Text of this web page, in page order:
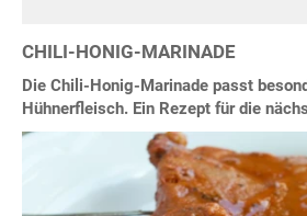
CHILI-HONIG-MARINADE
Die Chili-Honig-Marinade passt
Hühnerfleisch. Ein Rezept für die